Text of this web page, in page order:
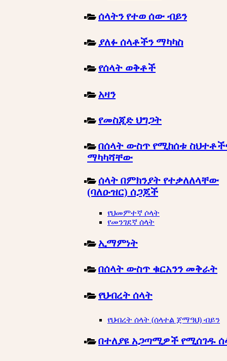
ሰላትን የተወ ሰው ብይን
ያለፉ ሰላቶችን ማካካስ
የሰላት ወቅቶች
አዛን
የመስጂድ ህግጋት
በሰላት ውስጥ የሚከሰቱ
ማካካሻቸው
ሰላት በምክንያት የተቃለለላቸው
(ባለዑዝር) ሰጋጆች
የህመምተኛ ሶላት
የመንገደኛ ሰላት
ኢማምነት
በሰላት ውስጥ ቁርአንን መቅራት
የህብረት ሰላት
የህብረት ሰላት (ሰላተል ጀማዓህ) ብይን
በተለያዩ አጋጣሚዎች የሚሰገዱ